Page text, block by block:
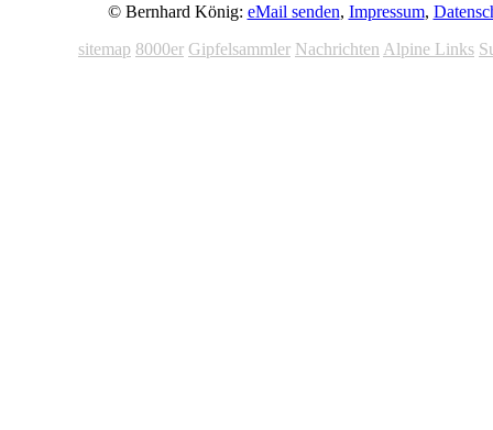
© Bernhard König: eMail senden, Impressum,
sitemap 8000er Gipfelsammler Nachrichten Alpine Links